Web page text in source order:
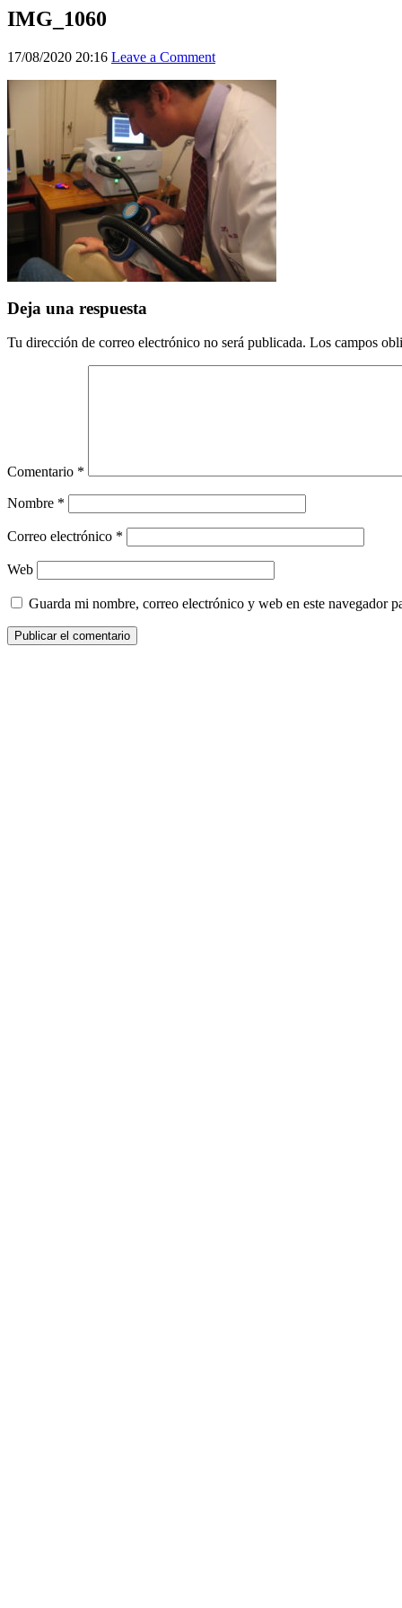
IMG_1060
17/08/2020 20:16 Leave a Comment
Deja una respuesta
Tu dirección de correo electrónico no será publicada. Los campos
Comentario *
Nombre *
Correo electrónico *
Web
Guarda mi nombre, correo electrónico y web en este navegador